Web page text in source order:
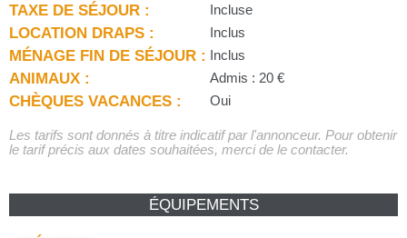
TAXE DE SÉJOUR : Incluse
LOCATION DRAPS : Inclus
MÉNAGE FIN DE SÉJOUR : Inclus
ANIMAUX : Admis : 20 €
CHÈQUES VACANCES : Oui
Les tarifs sont donnés à titre indicatif par l'annonceur. Pour obtenir
le tarif précis aux dates souhaitées, merci de le contacter.
ÉQUIPEMENTS